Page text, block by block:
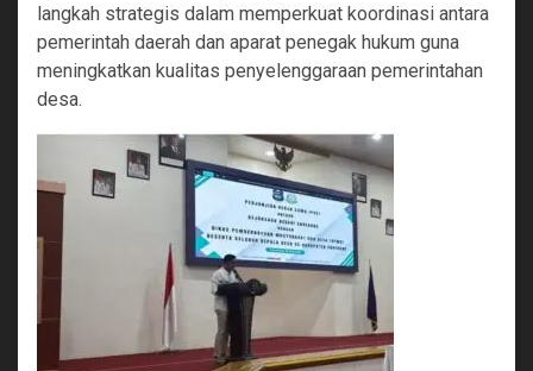
langkah strategis dalam memperkuat koordinasi antara
pemerintah daerah dan aparat penegak hukum guna
meningkatkan kualitas penyelenggaraan pemerintahan
desa.